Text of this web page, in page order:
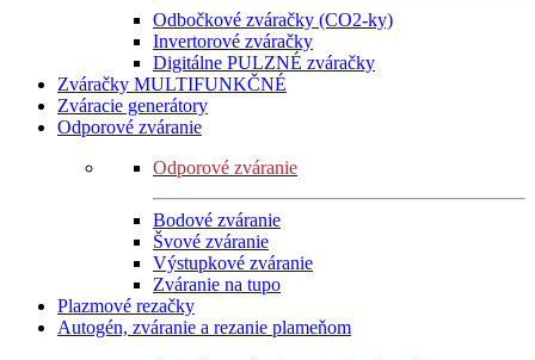
Odbočkové zváračky (CO2-ky)
Invertorové zváračky
Digitálne PULZNÉ zváračky
Zváračky MULTIFUNKČNÉ
Zváracie generátory
Odporové zváranie
Odporové zváranie
Bodové zváranie
Švové zváranie
Výstupkové zváranie
Zváranie na tupo
Plazmové rezačky
Autogén, zváranie a rezanie plameňom